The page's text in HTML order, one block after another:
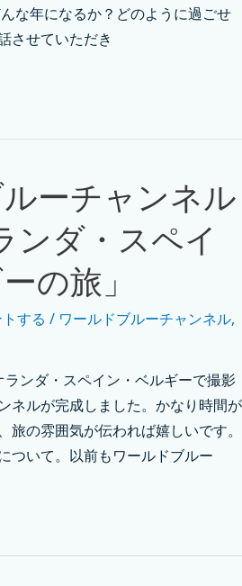
な年になるか？どのように過ごせ
させていただき
ーチャンネル
ンダ・スペイ
の旅」
する / ワールドブルーチャンネル,
ンダ・スペイン・ベルギーで撮影
ネルが完成しました。かなり時間が
旅の雰囲気が伝われば嬉しいです。
ついて。以前もワールドブルー